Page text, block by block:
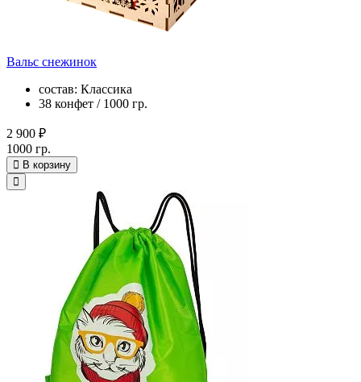
Вальс снежинок
состав: Классика
38 конфет / 1000 гр.
2 900 ₽
1000 гр.
В корзину